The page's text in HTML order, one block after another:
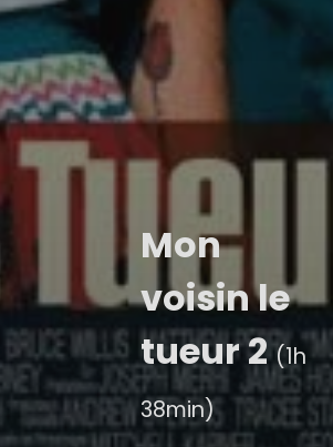
Mon
voisin le
tueur 2(1h
38min)